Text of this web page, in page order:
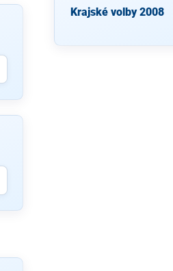
Krajské volby 2008